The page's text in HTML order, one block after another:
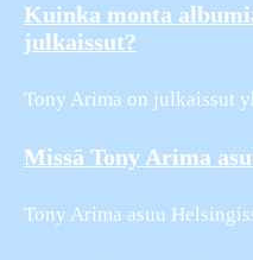
Kuinka monta
julkaissut?
Tony Arima on julkaissut
Missä Tony Arima
Tony Arima asuu